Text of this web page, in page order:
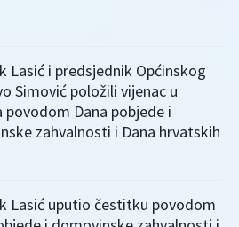
Lasić i predsjednik Općinskog
Simović položili vijenac u
povodom Dana pobjede i
zahvalnosti i Dana hrvatskih
Lasić uputio čestitku povodom